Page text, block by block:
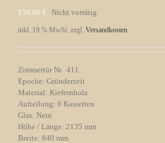
150,00 € Nicht vorrätig
inkl. 19 % MwSt. zzgl. Versandkosten
Zimmertür Nr. 411
Epoche: Gründerzeit
Material: Kiefernholz
Aufteilung: 6 Kassetten
Glas: Nein
Höhe / Länge: 2135 mm
Breite: 840 mm